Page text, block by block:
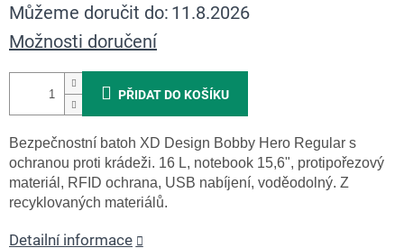
Můžeme doručit do: 11.8.2026
Možnosti doručení
PŘIDAT DO KOŠÍKU
Bezpečnostní batoh XD Design Bobby Hero Regular s
ochranou proti krádeži. 16 L, notebook 15,6", protipořezový
materiál, RFID ochrana, USB nabíjení, voděodolný. Z
recyklovaných materiálů.
Detailní informace